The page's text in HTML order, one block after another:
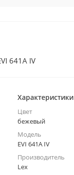
641A IV
Характеристики
Цвет
бежевый
Модель
EVI 641A IV
Производитель
Lex